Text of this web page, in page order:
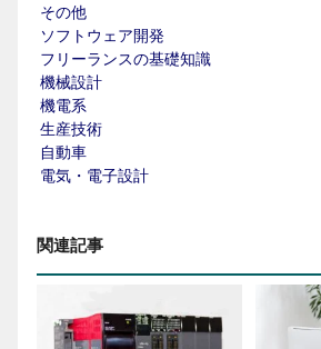
その他
ソフトウェア開発
フリーランスの基礎知識
機械設計
機電系
生産技術
自動車
電気・電子設計
関連記事